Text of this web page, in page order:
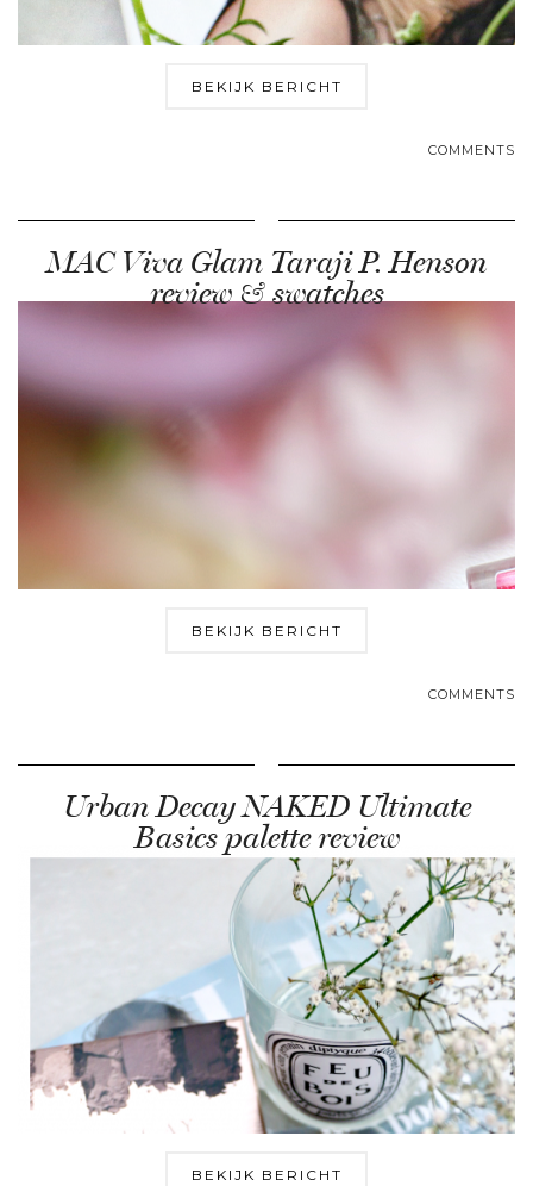
BEKIJK BERICHT
COMMENTS
MAC Viva Glam Taraji P. Henson
review & swatches
BEKIJK BERICHT
COMMENTS
Urban Decay NAKED Ultimate
Basics palette review
BEKIJK BERICHT